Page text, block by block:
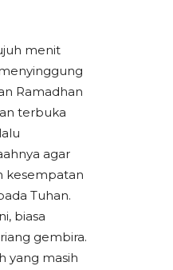
menit
Ramadhan
terbuka
agar
kesempatan
Tuhan.
biasa
gembira.
yang masih